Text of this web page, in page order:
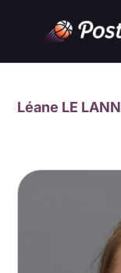
Léane LE LANN